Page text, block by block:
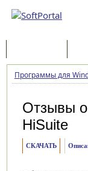
Программы для
Отзывы
HiSuite
СКАЧАТЬ